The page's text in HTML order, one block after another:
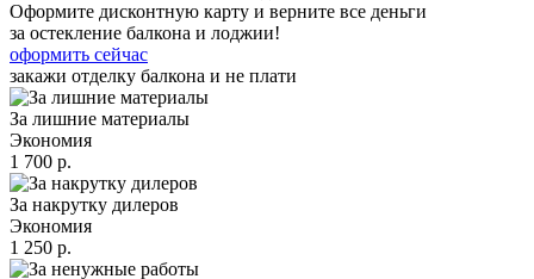
Оформите дисконтную карту и верните все деньги
за остекление балкона и лоджии!
оформить сейчас
закажи отделку балкона и не плати
За лишние материалы
Экономия
1 700 р.
За накрутку дилеров
Экономия
1 250 р.